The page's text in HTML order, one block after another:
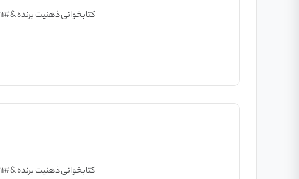
کتابخوانی ذهنیت برنده &#۸۲۱۱; قسمت دهم
کتابخوانی ذهنیت برنده &#۸۲۱۱; قسمت هفتم